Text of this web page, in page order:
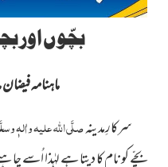
بچّوں اور
ماہنامہ فیضان
سرکارِمدینہصلَّی اللہ علیہ واٰلہٖ
بچّے کو نام کا دیتا ہے لہٰذا اُسے